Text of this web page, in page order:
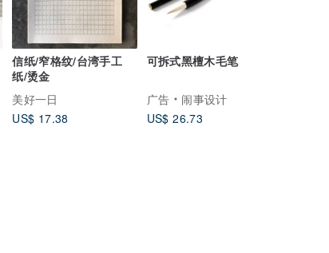
信纸/窄格纹/台湾手工
纸/烫金
美好一日
US$ 17.38
可拆式黑檀木毛笔
广告
闹事设计
US$ 26.73